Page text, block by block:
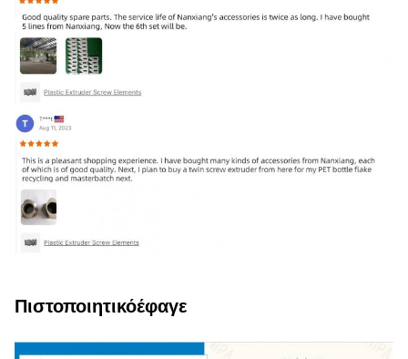
Πιστοποιητικόέφαγε